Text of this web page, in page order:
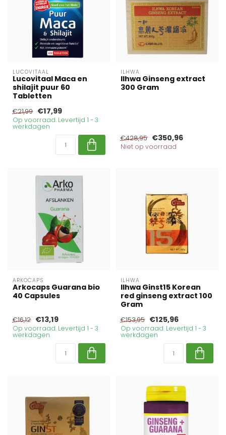
LUCOVITAAL
Lucovitaal Maca en
shilajit puur 60
Tabletten
€21,99 €17,99
Op voorraad. Levertijd 1 - 3
werkdagen
ILHWA
Ilhwa Ginseng extract
300 Gram
€428,95 €350,96
Niet op voorraad
ARKOCAPS
Arkocaps Guarana bio
40 Capsules
€16,12 €13,19
Op voorraad. Levertijd 1 - 3
werkdagen
ILHWA
Ilhwa Ginst15 Korean
red ginseng extract 100
Gram
€153,95 €125,96
Op voorraad. Levertijd 1 - 3
werkdagen